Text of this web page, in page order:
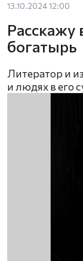
13.10.2024 12:00
богатырь
Литератор и
и людях в его